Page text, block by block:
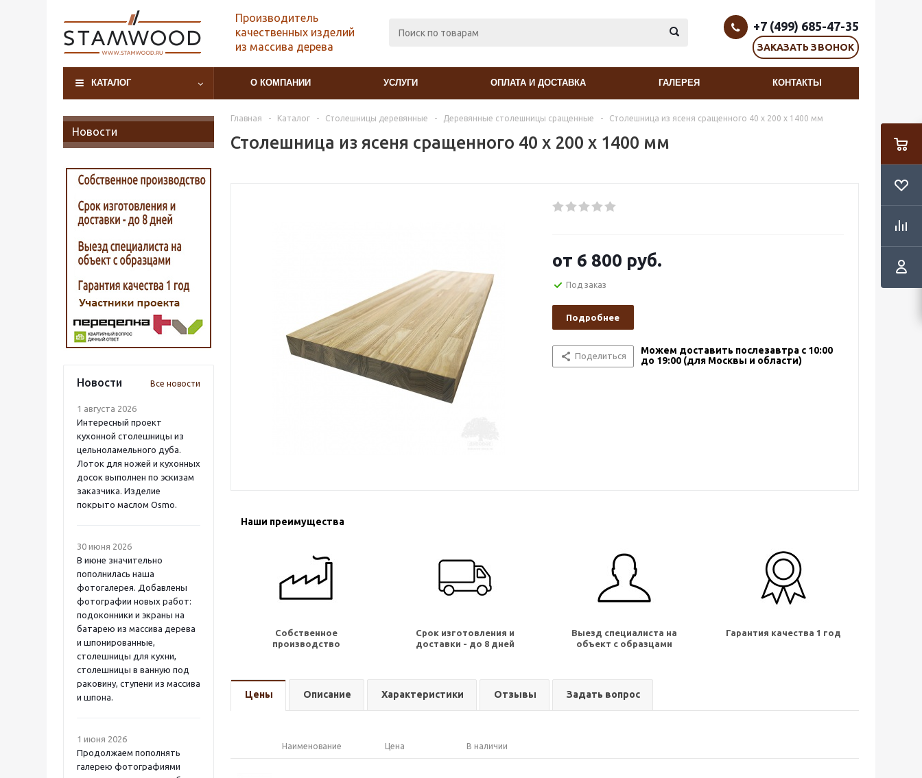
Производитель
качественных изделий
из массива дерева
+7 (499) 685-47-35
ЗАКАЗАТЬ ЗВОНОК
КАТАЛОГ О КОМПАНИИ УСЛУГИ ОПЛАТА И ДОСТАВКА ГАЛЕРЕЯ КОНТАКТЫ
Новости
Новости Все новости
1 августа 2026
Интересный проект
кухонной столешницы из
цельноламельного дуба.
Лоток для ножей и кухонных
досок выполнен по эскизам
заказчика. Изделие
покрыто маслом Osmo.
30 июня 2026
В июне значительно
пополнилась наша
фотогалерея. Добавлены
фотографии новых работ:
подоконники и экраны на
батарею из массива дерева
и шпонированные,
столешницы для кухни,
столешницы в ванную под
раковину, ступени из массива
и шпона.
1 июня 2026
Продолжаем пополнять
галерею фотографиями
Главная - Каталог - Столешницы деревянные - Деревянные столешницы сращенные - Столешница из ясеня сращенного 40 х 200 х 1400 мм
Столешница из ясеня сращенного 40 х 200 х 1400 мм
от 6 800 руб.
Под заказ
Подробнее
Поделиться
Можем доставить послезавтра с 10:00
до 19:00 (для Москвы и области)
Наши преимущества
Собственное
производство
Срок изготовления и
доставки - до 8 дней
Выезд специалиста на
объект с образцами
Гарантия качества 1 год
Цены Описание Характеристики Отзывы Задать вопрос
Наименование Цена В наличии